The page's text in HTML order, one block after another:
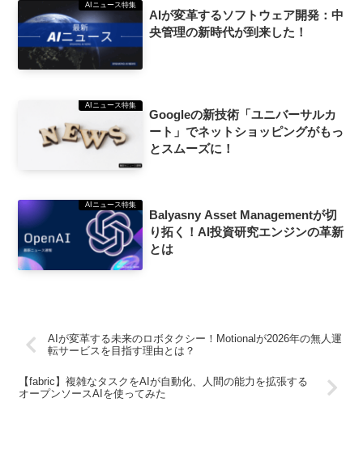
AIニュース特集
AIが変革するソフトウェア開発：中
央管理の新時代が到来した！
AIニュース特集
Googleの新技術「ユニバーサルカ
ート」でネットショッピングがもっ
とスムーズに！
AIニュース特集
Balyasny Asset Managementが切
り拓く！AI投資研究エンジンの革新
とは
AIが変革する未来のロボタクシー！Motionalが2026年の無人運
転サービスを目指す理由とは？
【fabric】複雑なタスクをAIが自動化、人間の能力を拡張する
オープンソースAIを使ってみた